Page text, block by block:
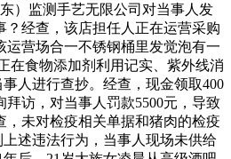
）监测手艺无限公司对当事人发
？经查，该店担任人正在运营采购
运营场合一不锈钢桶里发觉泡有一
在食物添加剂利用记实、紫外线消
人进行查抄。经查，现金领取400
访，对当事人罚款5500元，导致
，未对检疫相关单据和猪肉的检疫
述违法行为，当事人现场未供给